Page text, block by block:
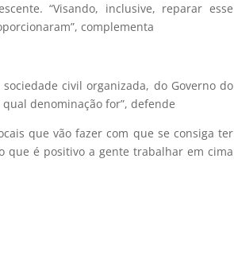
“Visando, inclusive, reparar esse
complementa
civil organizada, do Governo do
denominação for”, defende
que vão fazer com que se consiga ter
que é positivo a gente trabalhar em cima